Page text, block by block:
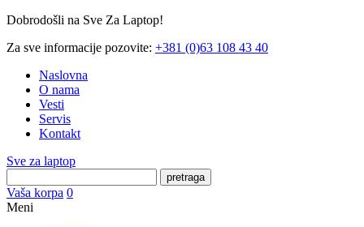
Dobrodošli na Sve Za Laptop!
Za sve informacije pozovite: +381 (0)63 108 43 40
Naslovna
O nama
Vesti
Servis
Kontakt
Sve za laptop
pretraga
Vaša korpa 0
Meni